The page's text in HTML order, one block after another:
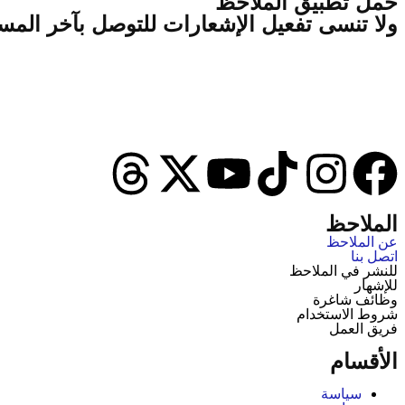
ولا تنسى تفعيل الإشعارات للتوصل بآخر
الملاحظ
عن الملاحظ
اتصل بنا
للنشر في الملاحظ
للإشهار
وظائف شاغرة
شروط الاستخدام
فريق العمل
الأقسام
سياسة